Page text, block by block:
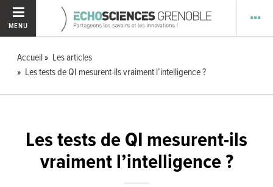
MENU
Accueil
Les articles
Les tests de QI mesurent-ils vraiment l’intelligence ?
Les tests de QI mesurent-ils
vraiment l’intelligence ?